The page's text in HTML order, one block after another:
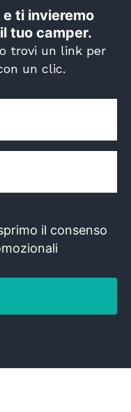
ti invieremo
tuo camper.
trovi un link per
un clic.
il consenso